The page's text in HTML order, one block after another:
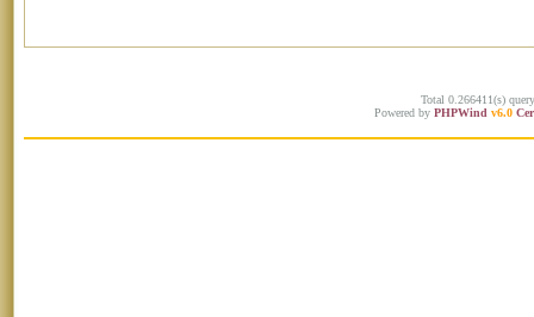
Total 0.266411(s)
Powered by PHPWind v6.0